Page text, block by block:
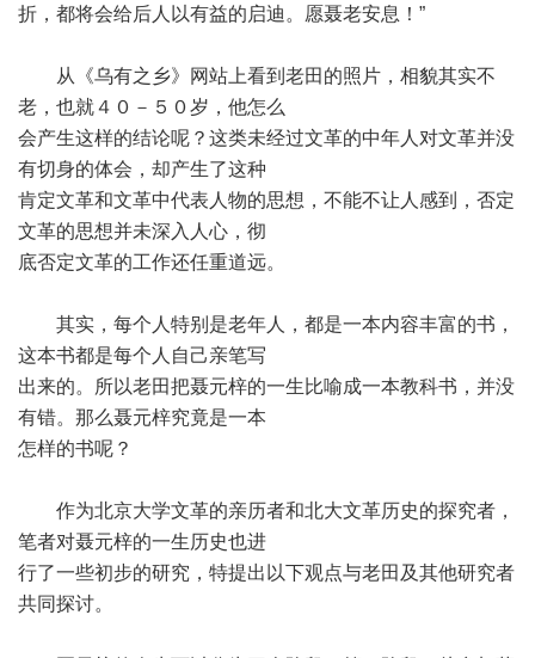
折，都将会给后人以有益的启迪。愿聂老安息！”
从《乌有之乡》网站上看到老田的照片，相貌其实不
老，也就４０－５０岁，他怎么
会产生这样的结论呢？这类未经过文革的中年人对文革并没
有切身的体会，却产生了这种
肯定文革和文革中代表人物的思想，不能不让人感到，否定
文革的思想并未深入人心，彻
底否定文革的工作还任重道远。
其实，每个人特别是老年人，都是一本内容丰富的书，
这本书都是每个人自己亲笔写
出来的。所以老田把聂元梓的一生比喻成一本教科书，并没
有错。那么聂元梓究竟是一本
怎样的书呢？
作为北京大学文革的亲历者和北大文革历史的探究者，
笔者对聂元梓的一生历史也进
行了一些初步的研究，特提出以下观点与老田及其他研究者
共同探讨。